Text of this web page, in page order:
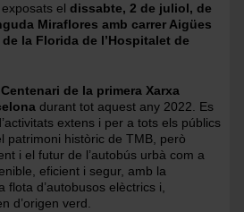
el dissabte, 2 de juliol, de
Miraflores amb carrer Aigües
la Florida de l’Hospitalet de
Centenari de la primera Xarxa
durant tot aquest any 2022. Es
extens i per a tots els públics
patrimoni històric de TMB, però
i el futur de l’autobús urbà com a
eficient i segur, amb la
flota d’autobusos elèctrics i,
d’origen verd.